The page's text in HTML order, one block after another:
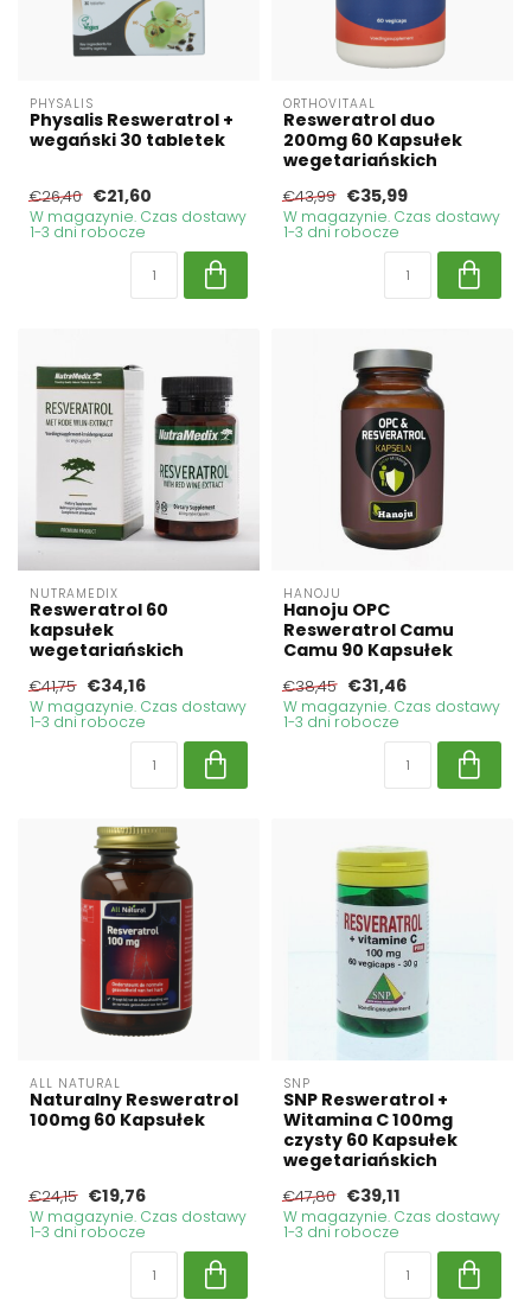
PHYSALIS
Physalis Resweratrol +
wegański 30 tabletek
€26,40 €21,60
W magazynie. Czas dostawy
1-3 dni robocze
ORTHOVITAAL
Resweratrol duo
200mg 60 Kapsułek
wegetariańskich
€43,99 €35,99
W magazynie. Czas dostawy
1-3 dni robocze
NUTRAMEDIX
Resweratrol 60
kapsułek
wegetariańskich
€41,75 €34,16
W magazynie. Czas dostawy
1-3 dni robocze
HANOJU
Hanoju OPC
Resweratrol Camu
Camu 90 Kapsułek
€38,45 €31,46
W magazynie. Czas dostawy
1-3 dni robocze
ALL NATURAL
Naturalny Resweratrol
100mg 60 Kapsułek
€24,15 €19,76
W magazynie. Czas dostawy
1-3 dni robocze
SNP
SNP Resweratrol +
Witamina C 100mg
czysty 60 Kapsułek
wegetariańskich
€47,80 €39,11
W magazynie. Czas dostawy
1-3 dni robocze